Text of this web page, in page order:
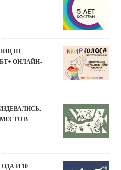
III
ОНЛАЙН-
В
И 10